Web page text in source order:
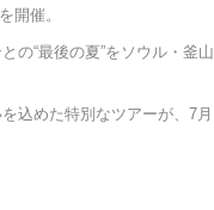
開催。
の“最後の夏”をソウル・釜
込めた特別なツアーが、7